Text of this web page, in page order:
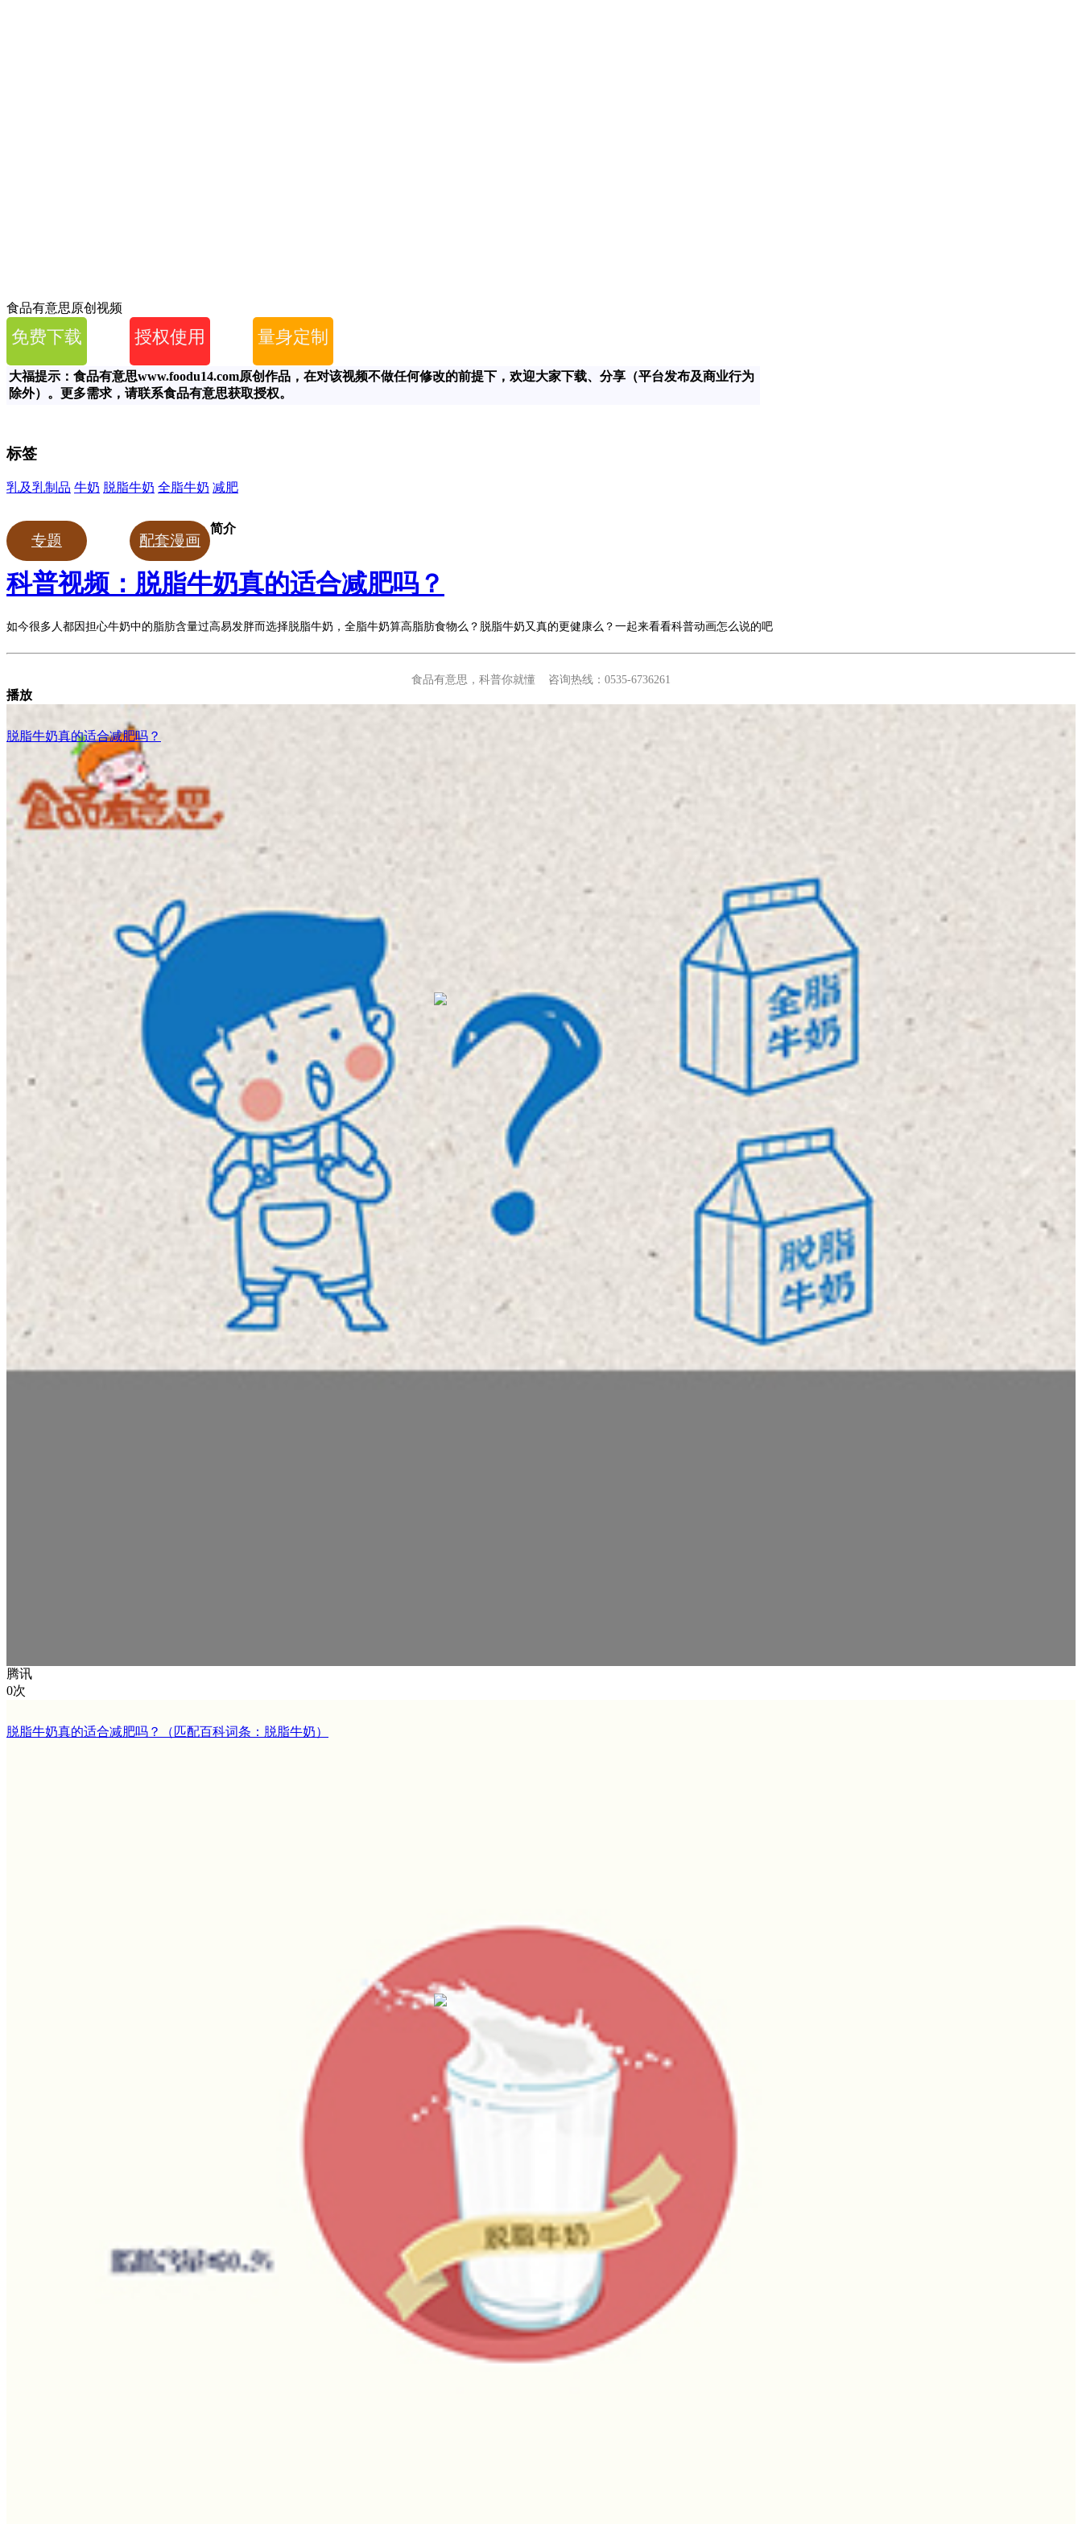
食品有意思原创视频
免费下载 授权使用 量身定制
大福提示：食品有意思www.foodu14.com原创作品，在对该视频不做任何修改的前提下，欢迎大家下载、分享（平台发布及商业行为
除外）。更多需求，请联系食品有意思获取授权。
标签
乳及乳制品 牛奶 脱脂牛奶 全脂牛奶 减肥
专题 配套漫画
简介
科普视频：脱脂牛奶真的适合减肥吗？
如今很多人都因担心牛奶中的脂肪含量过高易发胖而选择脱脂牛奶，全脂牛奶算高脂肪食物么？脱脂牛奶又真的更健康么？ 一起来看看科普动画怎么说的吧
食品有意思，科普你就懂 咨询热线：0535-6736261
播放
脱脂牛奶真的适合减肥吗？
腾讯
0次
脱脂牛奶真的适合减肥吗？（匹配百科词条：脱脂牛奶）